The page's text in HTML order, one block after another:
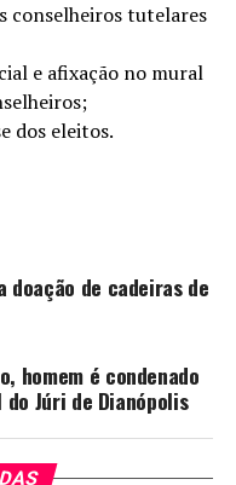
conselheiros tutelares
e afixação no mural
dos eleitos.
doação de cadeiras de
homem é condenado
Júri de Dianópolis